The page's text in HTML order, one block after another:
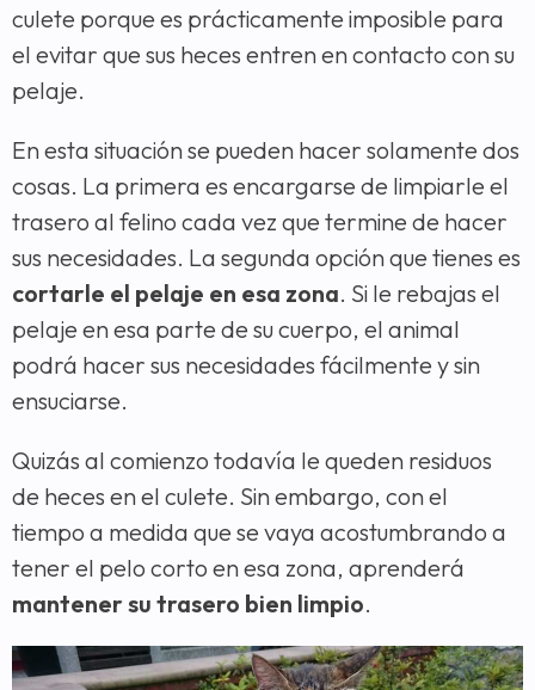
culete porque es prácticamente imposible para
el evitar que sus heces entren en contacto con su
pelaje.
En esta situación se pueden hacer solamente dos
cosas. La primera es encargarse de limpiarle el
trasero al felino cada vez que termine de hacer
sus necesidades. La segunda opción que tienes es
cortarle el pelaje en esa zona. Si le rebajas el
pelaje en esa parte de su cuerpo, el animal
podrá hacer sus necesidades fácilmente y sin
ensuciarse.
Quizás al comienzo todavía le queden residuos
de heces en el culete. Sin embargo, con el
tiempo a medida que se vaya acostumbrando a
tener el pelo corto en esa zona, aprenderá
mantener su trasero bien limpio.